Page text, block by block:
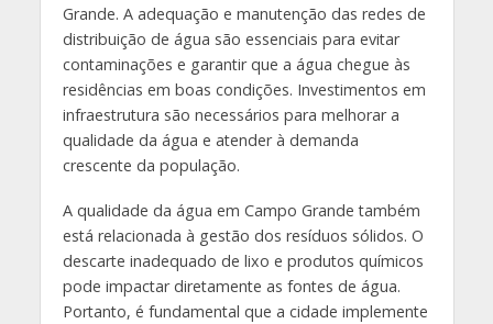
Grande. A adequação e manutenção das redes de
distribuição de água são essenciais para evitar
contaminações e garantir que a água chegue às
residências em boas condições. Investimentos em
infraestrutura são necessários para melhorar a
qualidade da água e atender à demanda
crescente da população.
A qualidade da água em Campo Grande também
está relacionada à gestão dos resíduos sólidos. O
descarte inadequado de lixo e produtos químicos
pode impactar diretamente as fontes de água.
Portanto, é fundamental que a cidade implemente